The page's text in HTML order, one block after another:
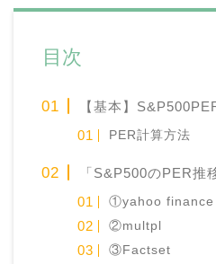
目次
【基本】
PER計算方法
「S&P500のPER推
①yahoo finance
②multpl
③Factset